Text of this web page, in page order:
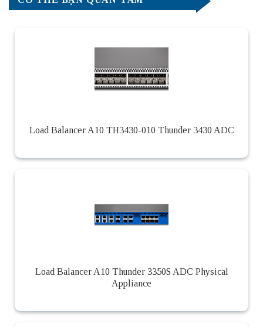
Load Balancer A10 TH3430-010 Thunder 3430 ADC
Load Balancer A10 Thunder 3350S ADC Physical
Appliance